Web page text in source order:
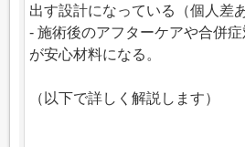
出す設計になっている（個人差
- 施術後のアフターケアや合併
が安心材料になる。
（以下で詳しく解説します）